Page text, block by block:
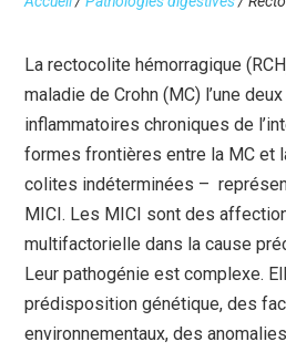
La rectocolite hémorragique
maladie de Crohn (MC) l’une
inflammatoires chroniques de
formes frontières entre la MC et
colites indéterminées –
MICI. Les MICI sont des
multifactorielle dans la cause
Leur pathogénie est complexe.
prédisposition génétique, des
environnementaux, des